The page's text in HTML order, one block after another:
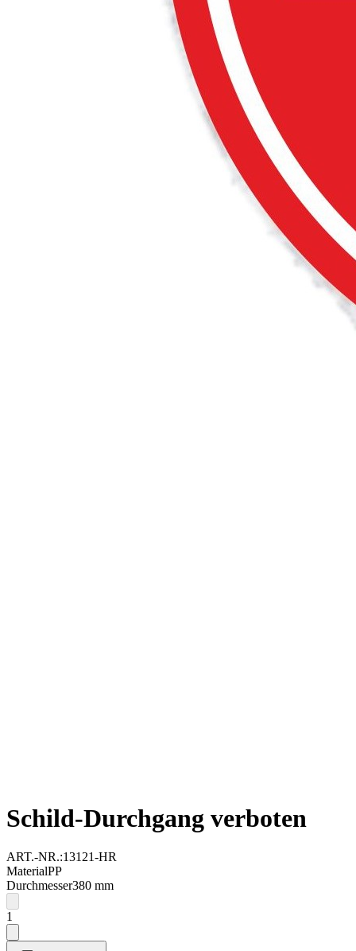
Schild-Durchgang verboten
ART.-NR.:13121-HR
MaterialPP
Durchmesser380 mm
1